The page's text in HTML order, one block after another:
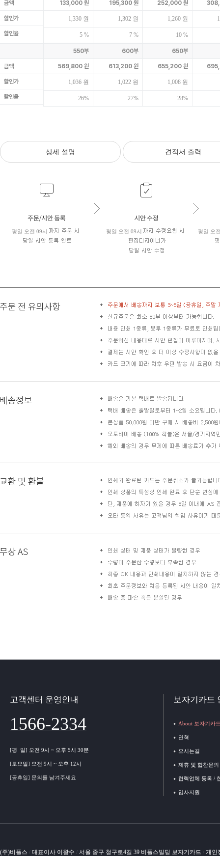
금액
할인가
할인율
133,000 원
1,330 원
5 %
195,300 원
1,302 원
7 %
252,000 원
1,260 원
10 %
금액
할인가
할인율
550부
569,800 원
1,036 원
26%
600부
613,200 원
1,022 원
27%
650부
655,200 원
1,008 원
28%
상세 설명 견적서 출력
평일 오전 09시 평일 오전 09시 평일 오
고객센터 운영안내
1566-2334
[평 일] 오전 9시 ~ 오후 5시 30분
[토요일] 오전 9시 ~ 오후 12시
[공휴일] 문의를 남겨주세요
보자기카드
About 보자기카
연혁
오시는길
제휴 및 협찬문의
협력업체 등록 /
입사지원
(주)비플스 / 대표이사 이왕수 / 서울 중구 청구로4길 39 비플스빌딩 보자기카드 / 개인